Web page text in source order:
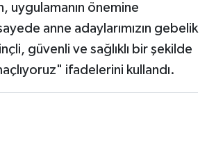
uygulamanın önemine
anne adaylarımızın gebelik
güvenli ve sağlıklı bir şekilde
ifadelerini kullandı.